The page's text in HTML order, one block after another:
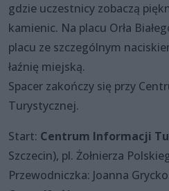
gdzie uczestnicy zobaczą
kamienic. Na placu Orła
placu ze szczególnym
łaźnię miejską.
Spacer zakończy się przy
Turystycznej.
Start: Centrum Informacji
Szczecin), pl. Żołnierza
Przewodniczka: Joanna Grycko